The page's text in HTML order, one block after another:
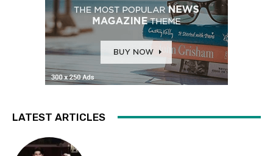
LATEST ARTICLES